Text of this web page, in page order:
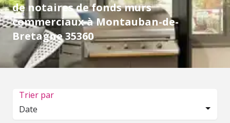
de notaires de fonds murs
commerciaux à Montauban-de-
Bretagne 35360
Trier par
Date